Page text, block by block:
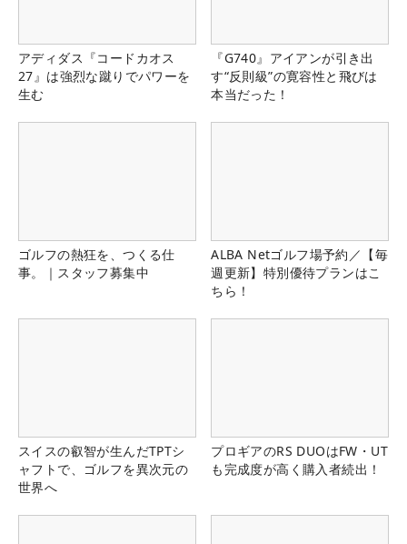
アディダス『コードカオス
27』は強烈な蹴りでパワーを
生む
『G740』アイアンが引き出
す“反則級”の寛容性と飛びは
本当だった！
ゴルフの熱狂を、つくる仕
事。｜スタッフ募集中
ALBA Netゴルフ場予約／【毎
週更新】特別優待プランはこ
ちら！
スイスの叡智が生んだTPTシ
ャフトで、ゴルフを異次元の
世界へ
プロギアのRS DUOはFW・UT
も完成度が高く購入者続出！